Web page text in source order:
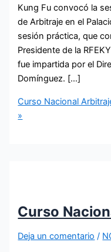
Kung Fu convocó la
de Arbitraje en el
sesión práctica, que
Presidente de la
fue impartida por el
Domínguez. […]
Curso Nacional
»
Curso
Deja un comentario /